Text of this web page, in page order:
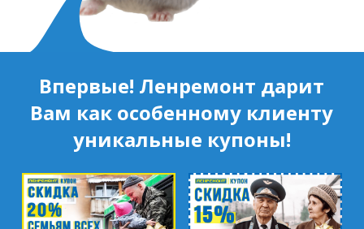
Впервые! Ленремонт дарит
Вам как особенному клиенту
уникальные купоны!